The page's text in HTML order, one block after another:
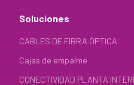
Soluciones
CABLES DE FIBRA ÓPTICA
Cajas de empalme
CONECTIVIDAD PLANTA